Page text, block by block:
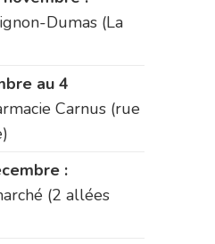
Dumas (La
au 4
Carnus (rue
:
(2 allées